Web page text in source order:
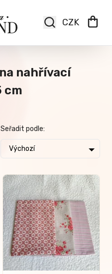
nahřívací
cm
Seřadit podle:
Výchozí